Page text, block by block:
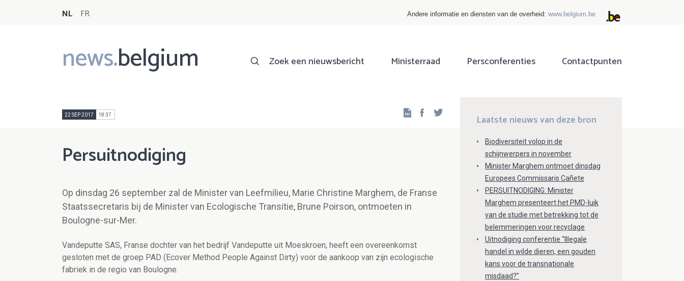
NL FR Andere informatie en diensten van de overheid: www.belgium.be
news.belgium
Main
navigation
Zoek een nieuwsbericht Ministerraad Persconferenties Contactpunten
22 SEP 2017 18:37 Facebook
Persuitnodiging
Op dinsdag 26 september zal de Minister van Leefmilieu, Marie Christine Marghem, de Franse
Staatssecretaris bij de Minister van Ecologische Transitie, Brune Poirson, ontmoeten in
Boulogne-sur-Mer.
Vandeputte SAS, Franse dochter van het bedrijf Vandeputte uit Moeskroen, heeft een overeenkomst
gesloten met de groep PAD (Ecover Method People Against Dirty) voor de aankoop van zijn ecologische
fabriek in de regio van Boulogne.
Laatste nieuws van deze bron
Biodiversiteit volop in de
schijnwerpers in november
Minister Marghem ontmoet dinsdag
Europees Commissaris Cañete
PERSUITNODIGING: Minister
Marghem presenteert het PMD-luik
van de studie met betrekking tot de
belemmeringen voor recyclage
Uitnodiging conferentie “Illegale
handel in wilde dieren, een gouden
kans voor de transnationale
misdaad?”